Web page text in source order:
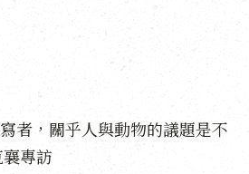
者，關乎人與動物的議題是不
專訪